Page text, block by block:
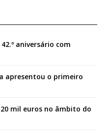
aniversário com
apresentou o primeiro
mil euros no âmbito do